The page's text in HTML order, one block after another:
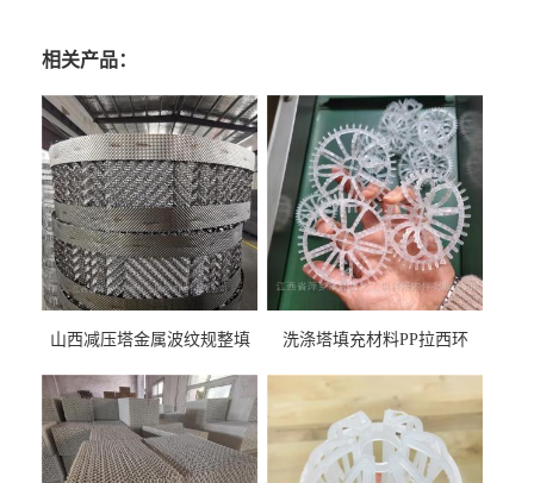
相关产品：
山西减压塔金属波纹规整填
料
洗涤塔填充材料PP拉西环